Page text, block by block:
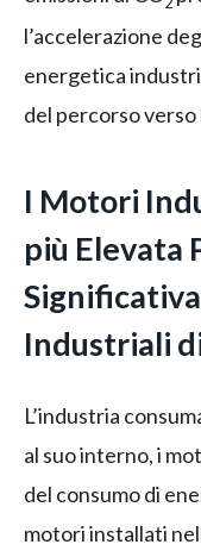
l’accelerazione
energetica
del percorso
I Motori
più Elevata
Industriali
L’industria
al suo interno, i
del consumo di
motori installati